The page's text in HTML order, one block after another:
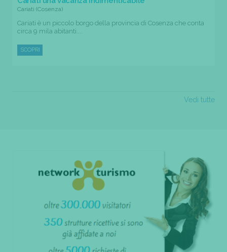
Cariati (Cosenza)
Cariati è un piccolo borgo della provincia di Cosenza che conta
circa 9 mila abitanti....
SCOPRI
Vedi tutte